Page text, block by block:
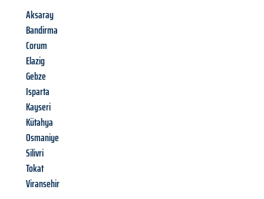
Aksaray
Bandirma
Corum
Elazig
Gebze
Isparta
Kayseri
Kütahya
Osmaniye
Silivri
Tokat
Viransehir